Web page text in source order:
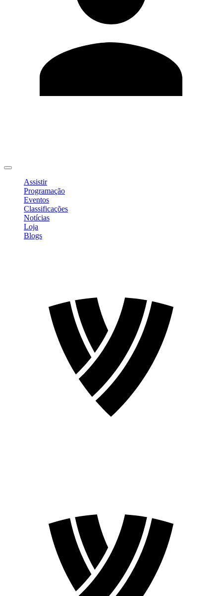
Assistir
Programação
Eventos
Classificações
Notícias
Loja
Blogs